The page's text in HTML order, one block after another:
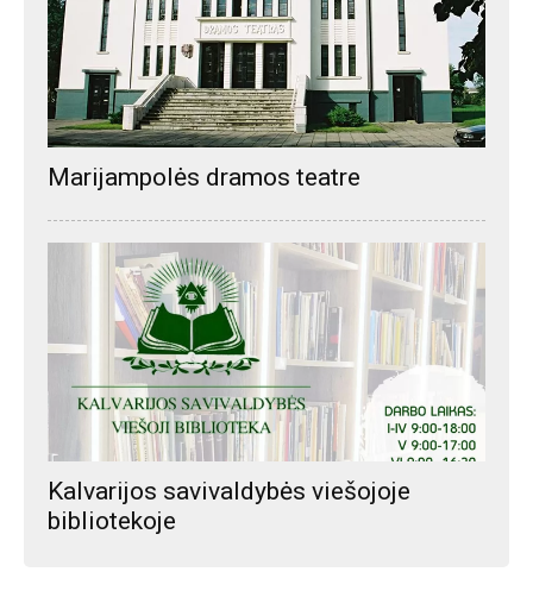
Marijampolės dramos teatre
Kalvarijos savivaldybės viešojoje
bibliotekoje